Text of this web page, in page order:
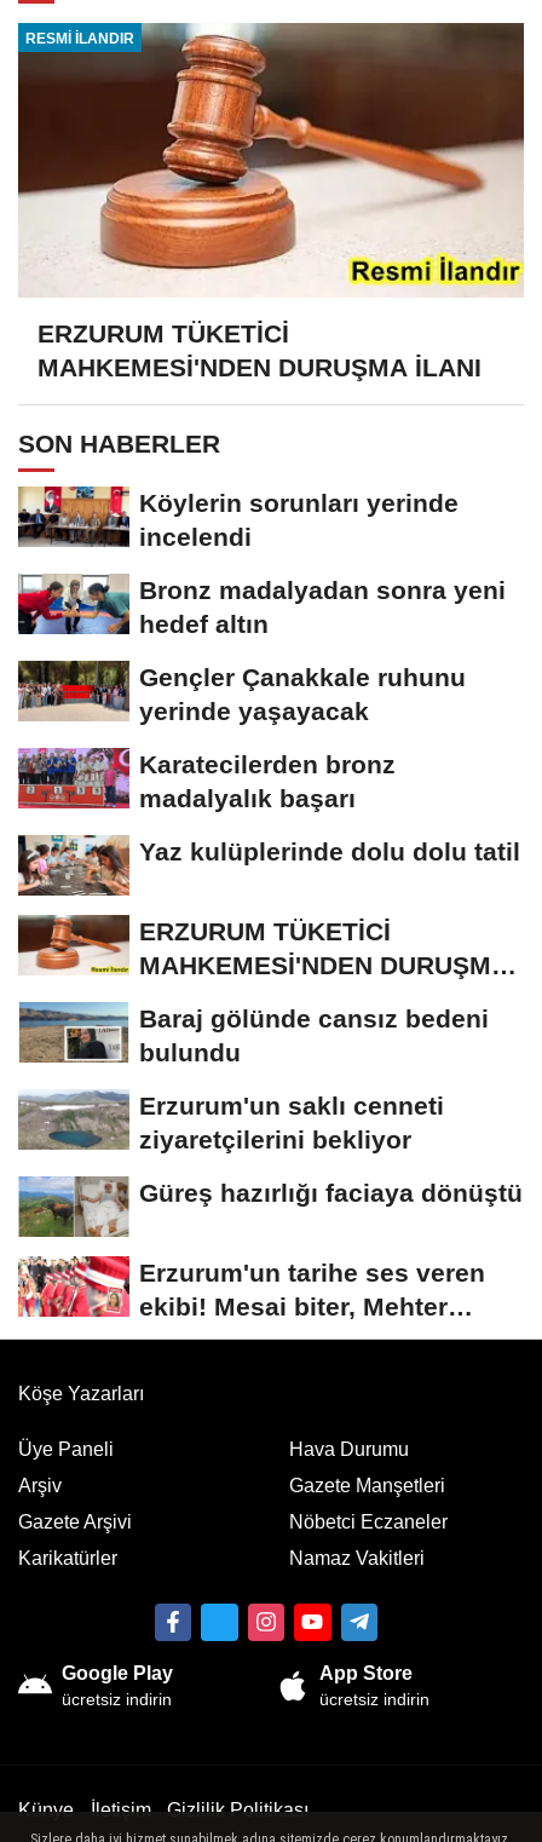
RESMİ İLANDIR
ERZURUM TÜKETİCİ
MAHKEMESİ'NDEN DURUŞMA İLANI
SON HABERLER
Köylerin sorunları yerinde
incelendi
Bronz madalyadan sonra yeni
hedef altın
Gençler Çanakkale ruhunu
yerinde yaşayacak
Karatecilerden bronz
madalyalık başarı
Yaz kulüplerinde dolu dolu tatil
ERZURUM TÜKETİCİ
MAHKEMESİ'NDEN DURUŞMA
Baraj gölünde cansız bedeni
bulundu
Erzurum'un saklı cenneti
ziyaretçilerini bekliyor
Güreş hazırlığı faciaya dönüştü
Erzurum'un tarihe ses veren
ekibi! Mesai biter, Mehter
başlar
Köşe Yazarları
Üye Paneli
Arşiv
Gazete Arşivi
Karikatürler
Hava Durumu
Gazete Manşetleri
Nöbetci Eczaneler
Namaz Vakitleri
Google Play
ücretsiz indirin
App Store
ücretsiz indirin
Künye İletişim Gizlilik Politikası